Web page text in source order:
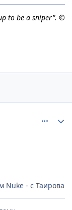
to be a sniper". ©
Nuke - с Таирова